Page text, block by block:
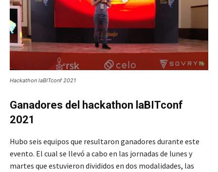
Hackathon laBITconf 2021
Ganadores del hackathon laBITconf
2021
Hubo seis equipos que resultaron ganadores durante este
evento. El cual se llevó a cabo en las jornadas de lunes y
martes que estuvieron divididos en dos modalidades, las